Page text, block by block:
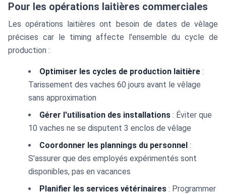
Pour les opérations laitières commerciales
Les opérations laitières ont besoin de dates de vêlage
précises car le timing affecte l'ensemble du cycle de
production :
Optimiser les cycles de production laitière :
Tarissement des vaches 60 jours avant le vêlage
sans approximation
Gérer l'utilisation des installations : Éviter que
10 vaches ne se disputent 3 enclos de vêlage
Coordonner les plannings du personnel :
S'assurer que des employés expérimentés sont
disponibles, pas en vacances
Planifier les services vétérinaires : Programmer